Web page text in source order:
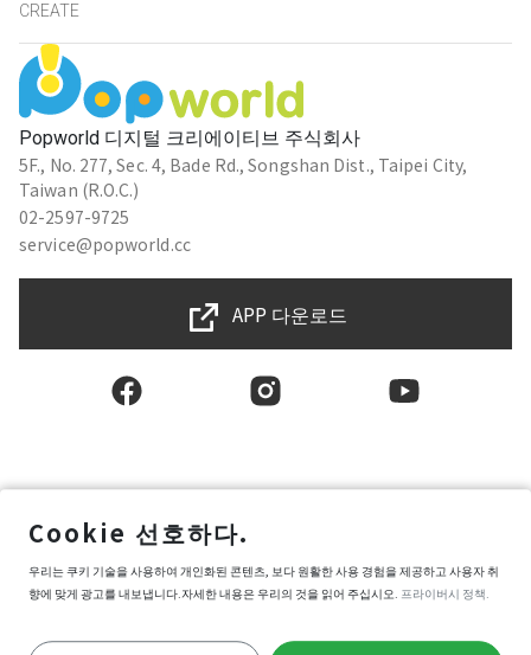
Popworld 디지털 크리에이티브 주식회사
5F., No. 277, Sec. 4, Bade Rd., Songshan Dist., Taipei City,
Taiwan (R.O.C.)
02-2597-9725
service@popworld.cc
CREATE
APP 다운로드
사용자권한계약
프라이버시 보호 정책
쿠키 환경설정
Cookie 선호하다.
우리는 쿠키 기술을 사용하여 개인화된 콘텐츠, 보다 원활한 사용 경험을 제공하고 사용자 취
향에 맞게 광고를 내보냅니다.자세한 내용은 우리의 것을 읽어 주십시오. 프라이버시 정책.